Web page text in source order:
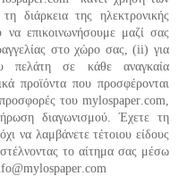
διάρκεια της ηλεκτρονικής
επικοινωνήσουμε μαζί σας
στο χώρο σας, (ii) για
πελάτη σε κάθε αναγκαία
προϊόντα που προσφέρονται
τουmylospaper.com,
διαγωνισμού. Έχετε τη
να λαμβάνετε τέτοιου είδους
στέλνοντας το αίτημα σας μέσω
@mylospaper.com